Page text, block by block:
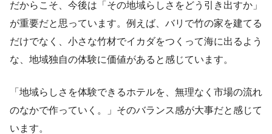
だからこそ、今後は「その地域らしさをどう引き出すか」
が重要だと思っています。例えば、バリで竹の家を建てる
だけでなく、小さな竹材でイカダをつくって海に出るよう
な、地域独自の体験に価値があると感じています。
「地域らしさを体験できるホテルを、無理なく市場の流れ
のなかで作っていく。」そのバランス感が大事だと感じて
います。